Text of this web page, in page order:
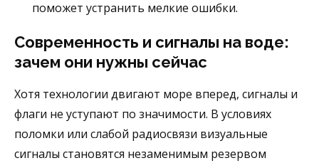
поможет устранить мелкие ошибки.
Современность и сигналы на воде:
зачем они нужны сейчас
Хотя технологии двигают море вперед, сигналы и
флаги не уступают по значимости. В условиях
поломки или слабой радиосвязи визуальные
сигналы становятся незаменимым резервом